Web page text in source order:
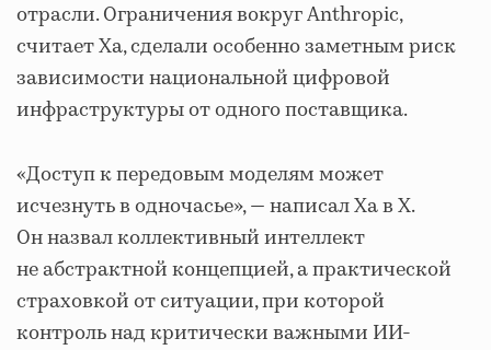
отрасли. Ограничения вокруг Anthropic,
считает Ха, сделали особенно заметным риск
зависимости национальной цифровой
инфраструктуры от одного поставщика.
«Доступ к передовым моделям может
исчезнуть в одночасье», — написал Ха в X.
Он назвал коллективный интеллект
не абстрактной концепцией, а практической
страховкой от ситуации, при которой
контроль над критически важными ИИ-